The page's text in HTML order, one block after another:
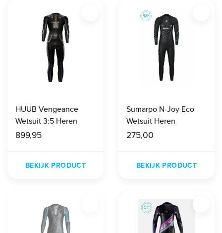
HUUB Vengeance
Wetsuit 3:5 Heren
899,95
BEKIJK PRODUCT
Sumarpo N-Joy Eco
Wetsuit Heren
275,00
BEKIJK PRODUCT